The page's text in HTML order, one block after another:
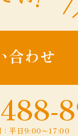
合わせ
：平日9:00〜17:00